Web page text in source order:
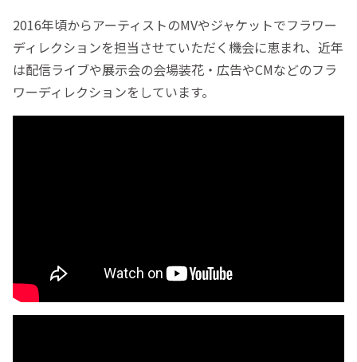
2016年頃からアーティストのMVやジャケットでフラワー
ディレクションを担当させていただく機会に恵まれ、近年
は配信ライブや展示会の会場装花・広告やCMなどのフラ
ワーディレクションをしています。